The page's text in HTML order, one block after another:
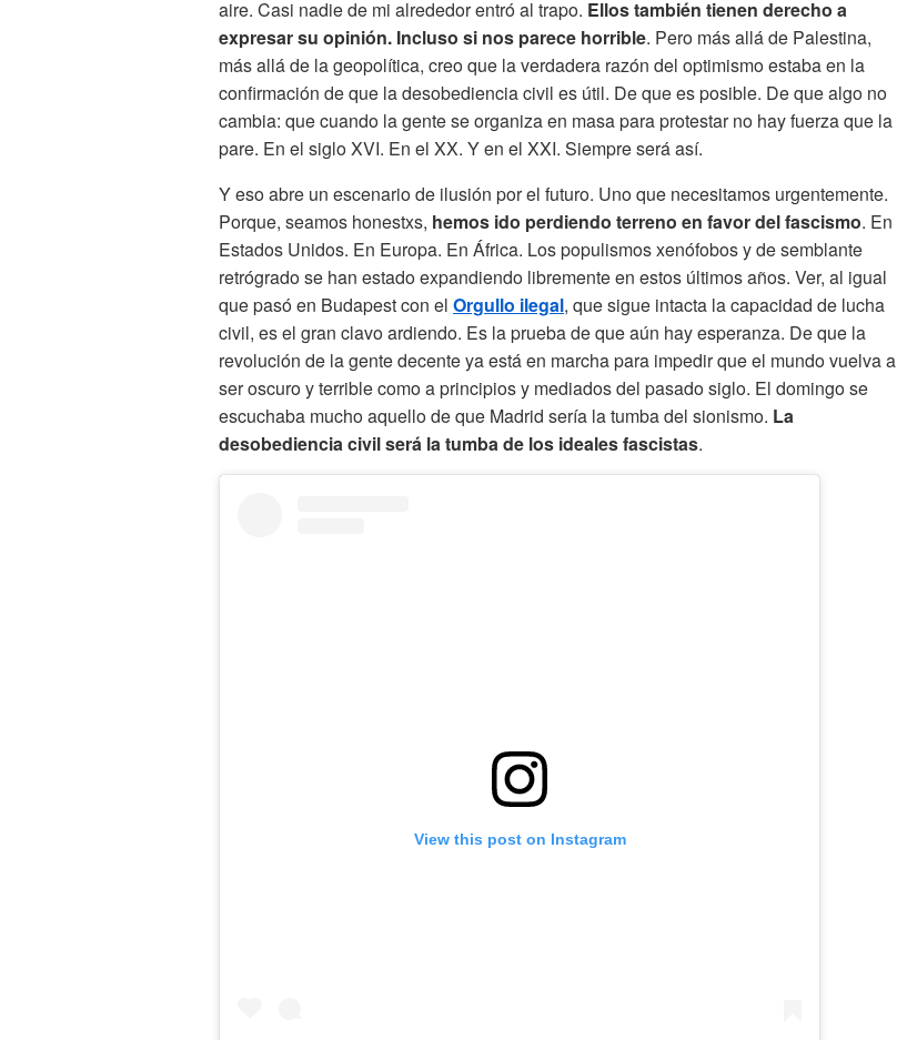
aire. Casi nadie de mi alrededor entró al trapo. Ellos también tienen derecho a
expresar su opinión. Incluso si nos parece horrible. Pero más allá de Palestina,
más allá de la geopolítica, creo que la verdadera razón del optimismo estaba en la
confirmación de que la desobediencia civil es útil. De que es posible. De que algo no
cambia: que cuando la gente se organiza en masa para protestar no hay fuerza que la
pare. En el siglo XVI. En el XX. Y en el XXI. Siempre será así.
Y eso abre un escenario de ilusión por el futuro. Uno que necesitamos urgentemente.
Porque, seamos honestxs, hemos ido perdiendo terreno en favor del fascismo. En
Estados Unidos. En Europa. En África. Los populismos xenófobos y de semblante
retrógrado se han estado expandiendo libremente en estos últimos años. Ver, al igual
que pasó en Budapest con el Orgullo ilegal, que sigue intacta la capacidad de lucha
civil, es el gran clavo ardiendo. Es la prueba de que aún hay esperanza. De que la
revolución de la gente decente ya está en marcha para impedir que el mundo vuelva a
ser oscuro y terrible como a principios y mediados del pasado siglo. El domingo se
escuchaba mucho aquello de que Madrid sería la tumba del sionismo. La
desobediencia civil será la tumba de los ideales fascistas.
View this post on Instagram